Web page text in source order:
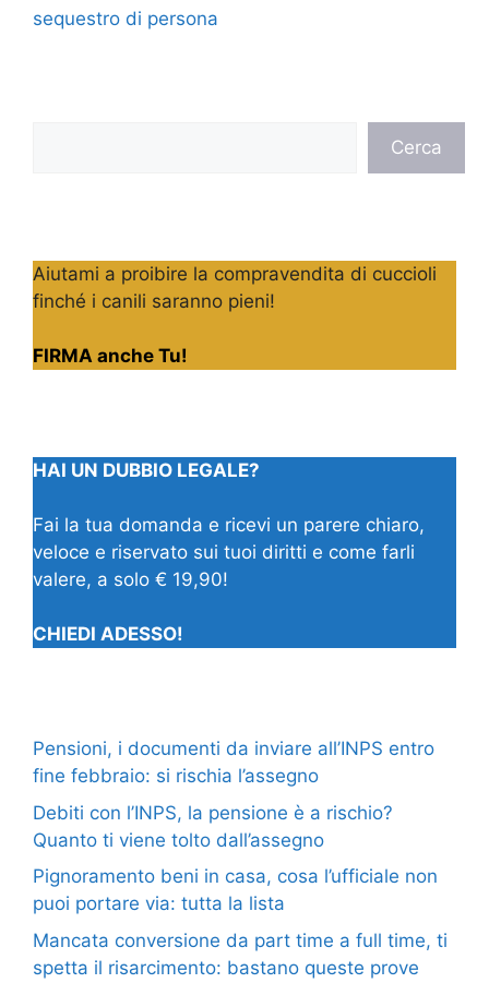
sequestro di persona
Cerca
Aiutami a proibire la compravendita di cuccioli
finché i canili saranno pieni!
FIRMA anche Tu!
HAI UN DUBBIO LEGALE?
Fai la tua domanda e ricevi un parere chiaro,
veloce e riservato sui tuoi diritti e come farli
valere, a solo € 19,90!
CHIEDI ADESSO!
Pensioni, i documenti da inviare all’INPS entro
fine febbraio: si rischia l’assegno
Debiti con l’INPS, la pensione è a rischio?
Quanto ti viene tolto dall’assegno
Pignoramento beni in casa, cosa l’ufficiale non
puoi portare via: tutta la lista
Mancata conversione da part time a full time, ti
spetta il risarcimento: bastano queste prove